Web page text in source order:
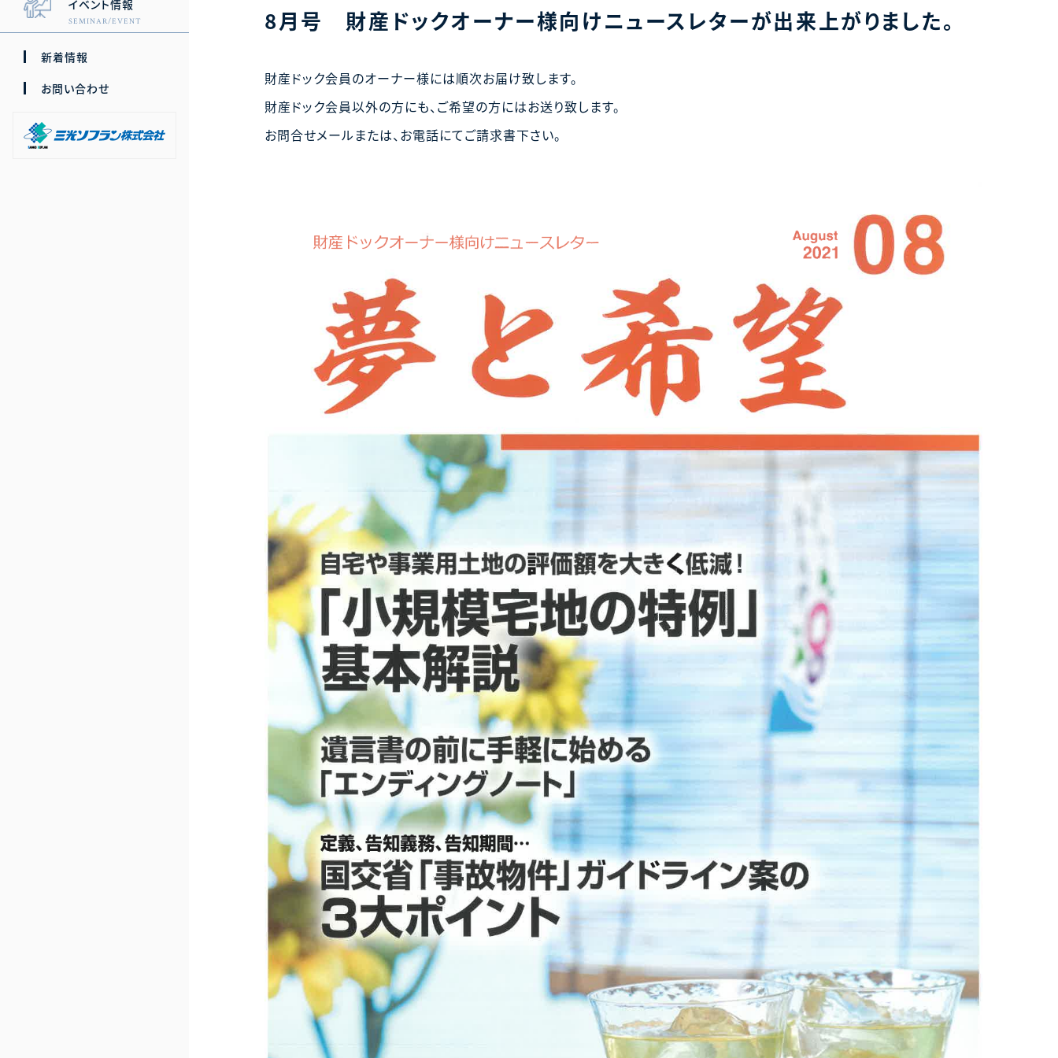
イベント情報
SEMINAR/EVENT
新着情報
お問い合わせ
8月号 財産ドックオーナー様向けニュースレターが出来上がりました。
財産ドック会員のオーナー様には順次お届け致します。
財産ドック会員以外の方にも、ご希望の方にはお送り致します。
お問合せメールまたは、お電話にてご請求書下さい。